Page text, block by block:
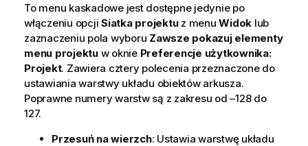
To menu kaskadowe jest dostępne jedynie po
włączeniu opcji Siatka projektuz menuWidok lub
zaznaczeniu pola wyboru Zawsze pokazuj elementy
menu projektuw oknie Preferencje użytkownika:
Projekt. Zawiera cztery polecenia przeznaczone do
ustawiania warstwy układu obiektów arkusza.
Poprawne numery warstw są z zakresu od –128 do
127.
Przesuń na wierzch: Ustawia warstwę układu